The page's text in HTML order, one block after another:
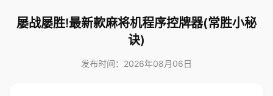
屡战屡胜!最新款麻将机程序控牌器(常胜小秘
诀)
发布时间：2026年08月06日